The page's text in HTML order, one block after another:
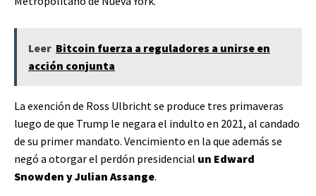
Leer Bitcoin fuerza a reguladores a unirse en
acción conjunta
La exención de Ross Ulbricht se produce tres primaveras
luego de que Trump le negara el indulto en 2021, al candado
de su primer mandato. Vencimiento en la que además se
negó a otorgar el perdón presidencial un Edward
Snowden y Julian Assange.